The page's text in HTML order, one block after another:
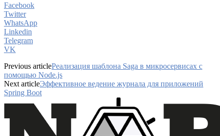
Facebook
Twitter
WhatsApp
Linkedin
Telegram
VK
Previous articleРеализация шаблона Saga в микросервисах с
помощью Node.js
Next articleЭффективное ведение журнала для приложений
Spring Boot